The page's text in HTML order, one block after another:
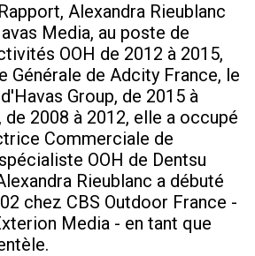
Alexandra Rieublanc
Media, au poste de
OOH de 2012 à 2015,
Générale de Adcity France, le
Group, de 2015 à
de 2008 à 2012, elle a occupé
Commerciale de
OOH de Dentsu
Rieublanc a débuté
chez CBS Outdoor France -
Media - en tant que